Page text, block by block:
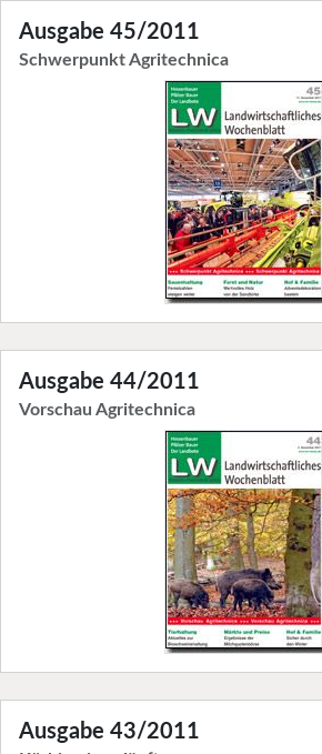
Ausgabe 45/2011
Schwerpunkt Agritechnica
Ausgabe 44/2011
Vorschau Agritechnica
Ausgabe 43/2011